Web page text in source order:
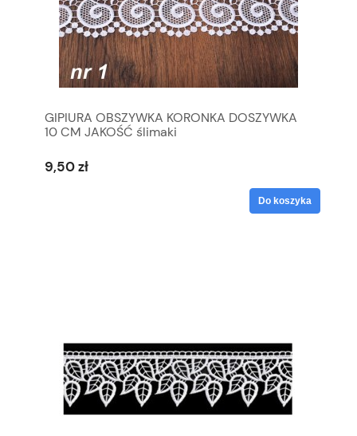
GIPIURA OBSZYWKA KORONKA DOSZYWKA
10 CM JAKOŚĆ ślimaki
9,50 zł
Do koszyka